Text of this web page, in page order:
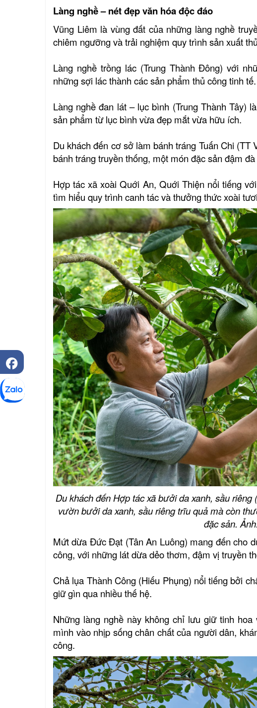
Làng nghề – nét đẹp văn hóa độc đáo
Vũng Liêm là vùng đất của những làng nghề
chiêm ngưỡng và trải nghiệm quy trình sản xuất
Làng nghề trồng lác (Trung Thành Đông) với
những sợi lác thành các sản phẩm thủ công tinh tế.
Làng nghề đan lát – lục bình (Trung Thành Tây)
sản phẩm từ lục bình vừa đẹp mắt vừa hữu ích.
Du khách đến cơ sở làm bánh tráng Tuấn Chi
bánh tráng truyền thống, một món đặc sản đậm
Hợp tác xã xoài Quới An, Quới Thiện nổi tiếng
tìm hiểu quy trình canh tác và thưởng thức xoài
Du khách đến Hợp tác xã bưởi da xanh, sầu
vườn bưởi da xanh, sầu riêng trĩu quả mà còn
đặc sản.
Mứt dừa Đức Đạt (Tân An Luông) mang đến cho
công, với những lát dừa dẻo thơm, đậm vị truyền
Chả lụa Thành Công (Hiếu Phụng) nổi tiếng bởi
giữ gìn qua nhiều thế hệ.
Những làng nghề này không chỉ lưu giữ tinh
mình vào nhịp sống chân chất của người dân,
công.